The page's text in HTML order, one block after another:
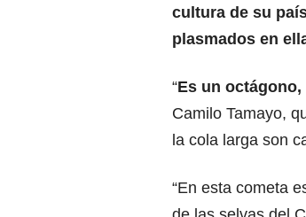
cultura de su
plasmados en
“Es un
Camilo Tamayo,
la cola larga son
“En esta cometa